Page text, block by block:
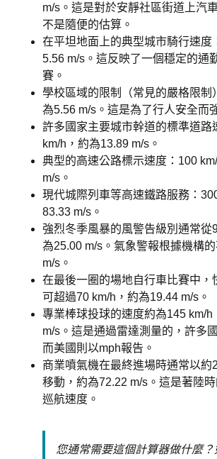
m/s。這是對於安靜社區街道上汽
不是隨便的估算。
在平坦地面上的典型城市騎行速度
5.56 m/s。這反映了一個穩定的通
賽。
學校區域的限制（常見的嚴格限制
為5.56 m/s。這是為了行人安全而
許多國家主要城市幹道的標準道路
km/h，約為13.89 m/s。
典型的高速公路標示速度：100
m/s。
現代城際列車等高速鐵路服務：
83.33 m/s。
強烈冬季風暴的風警告級別通常從
為25.00 m/s。氣象警報根據機構
m/s。
在最後一圈的場地自行車比賽中，
可超過70 km/h，約為19.44 m/s。
專業棒球投球的速度約為145 km/h
m/s。這是通過雷達測量的，許多
而美國則以mph報告。
商業噴氣機在最終進場時通常以約
移動，約為72.22 m/s。這是著陸
巡航速度。
您通常需要這個計算器做什麼